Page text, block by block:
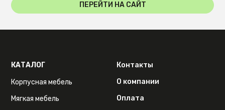
ПЕРЕЙТИ НА САЙТ
КАТАЛОГ
Корпусная мебель
Мягкая мебель
Контакты
О компании
Оплата